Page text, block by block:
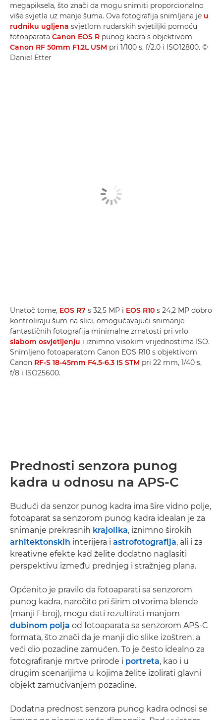
megapiksela, što znači da mogu snimiti proporcionalno
više svjetla uz manje šuma. Ova fotografija snimljena je u
rudniku ugljena svjetlom rudarskih svjetiljki pomoću
fotoaparata Canon EOS R punog kadra s objektivom
Canon RF 50mm F1.2L USM pri 1/100 s, f/2.0 i ISO12800. ©
Daniel Etter
Unatoč tome, EOS R7 s 32,5 MP i EOS R10 s 24,2 MP dobro
kontroliraju šum na slici, omogućavajući snimanje
fantastičnih fotografija minimalne zrnatosti pri vrlo
slabom osvjetljenju i iznimno visokim vrijednostima ISO.
Snimljeno fotoaparatom Canon EOS R10 s objektivom
Canon RF-S 18-45mm F4.5-6.3 IS STM pri 22 mm, 1/40 s,
f/8 i ISO25600.
Prednosti senzora punog
kadra u odnosu na APS-C
Budući da senzor punog kadra ima šire vidno polje,
fotoaparat sa senzorom punog kadra idealan je za
snimanje prekrasnih krajolika, iznimno širokih
arhitektonskih interijera i astrofotografija, ali i za
kreativne efekte kad želite dodatno naglasiti
perspektivu između prednjeg i stražnjeg plana.
Općenito je pravilo da fotoaparati sa senzorom
punog kadra, naročito pri širim otvorima blende
(manji f-broj), mogu dati rezultirati manjom
dubinom polja od fotoaparata sa senzorom APS-C
formata, što znači da je manji dio slike izoštren, a
veći dio pozadine zamućen. To je često idealno za
fotografiranje mrtve prirode i portreta, kao i u
drugim scenarijima u kojima želite izolirati glavni
objekt zamućivanjem pozadine.
Dodatna prednost senzora punog kadra odnosi se